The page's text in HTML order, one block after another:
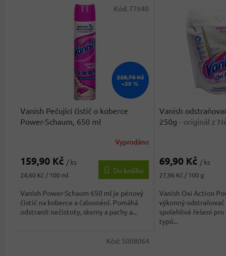
228,70 Kč
–30 %
Vanish Pečující čistič o koberce
Power-Schaum, 650 ml
Vyprodáno
159,90 Kč / ks
Měrná
24,60 Kč / 100 ml
Do košíku
Vanish Power-Schaum 650 ml je pěnový
čistič na koberce a čalounění. Pomáhá
odstranit nečistoty, skvrny a pachy a...
Kód: 77640
Vanish
250g - originál z
69,90 Kč / ks
Měrná
27,96 Kč / 100 g
Vanish Oxi Action
výkonný
spolehlivé řešení
typů...
Kód: 5008064